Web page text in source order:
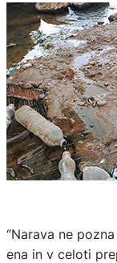
“Narava ne
ena in v celoti